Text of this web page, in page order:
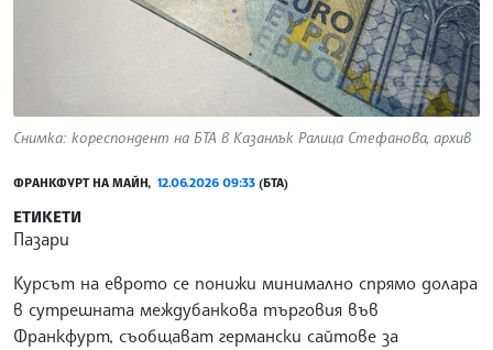
Снимка: кореспондент на БТА в Казанлък Ралица Стефанова, архив
ФРАНКФУРТ НА МАЙН, 12.06.2026 09:33 (БТА)
ЕТИКЕТИ
Пазари
Курсът на еврото се понижи минимално спрямо долара
в сутрешната междубанкова търговия във
Франкфурт, съобщават германски сайтове за